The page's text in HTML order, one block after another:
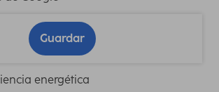
Guardar
energética